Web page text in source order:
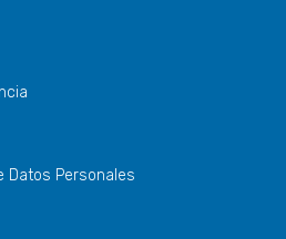
Datos Personales